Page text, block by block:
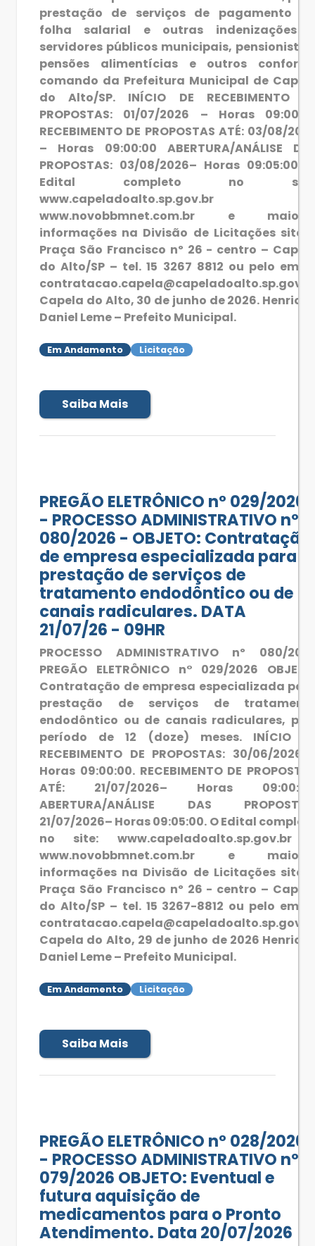
prestação de serviços de pagamento
folha salarial e outras indenizações
servidores públicos municipais,
pensões alimentícias e outros
comando da Prefeitura Municipal de
do Alto/SP. INÍCIO DE RECEBIMENTO
PROPOSTAS: 01/07/2026 – Horas
RECEBIMENTO DE PROPOSTAS ATÉ: 03/08/
– Horas 09:00:00 ABERTURA/ANÁLISE
PROPOSTAS: 03/08/2026– Horas 09:05:00.
Edital completo no
www.capeladoalto.sp.gov.br
www.novobbmnet.com.br e
informações na Divisão de Licitações sito
Praça São Francisco nº 26 - centro –
do Alto/SP – tel. 15 3267 8812 ou pelo
Capela do Alto, 30 de junho de 2026.
Daniel Leme – Prefeito Municipal.
Em Andamento Licitação
Saiba Mais
PREGÃO ELETRÔNICO n° 029/2026
- PROCESSO ADMINISTRATIVO nº
080/2026 - OBJETO: Contratação
de empresa especializada para
prestação de serviços de
tratamento endodôntico ou de
canais radiculares. DATA
21/07/26 - 09HR
PROCESSO ADMINISTRATIVO nº 080/
PREGÃO ELETRÔNICO n° 029/2026
Contratação de empresa especializada
prestação de serviços de
endodôntico ou de canais radiculares,
período de 12 (doze) meses. INÍCIO
RECEBIMENTO DE PROPOSTAS: 30/06/2026
Horas 09:00:00. RECEBIMENTO DE
ATÉ: 21/07/2026– Horas
ABERTURA/ANÁLISE DAS
21/07/2026– Horas 09:05:00. O Edital
no site: www.capeladoalto.sp.gov.br
www.novobbmnet.com.br e
informações na Divisão de Licitações sito
Praça São Francisco nº 26 - centro –
do Alto/SP – tel. 15 3267-8812 ou pelo
Capela do Alto, 29 de junho de 2026
Daniel Leme – Prefeito Municipal.
Em Andamento Licitação
Saiba Mais
PREGÃO ELETRÔNICO n° 028/2026
- PROCESSO ADMINISTRATIVO nº
079/2026 OBJETO: Eventual e
futura aquisição de
medicamentos para o Pronto
Atendimento. Data 20/07/2026